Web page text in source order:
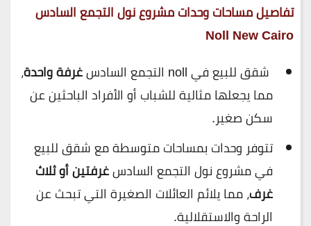
تفاصيل مساحات وحدات مشروع نول التجمع السادس
Noll New Cairo
شقق للبيع في noll التجمع السادس
غرفة واحدة،
مما يجعلها مثالية للشباب أو الأفراد الباحثين عن
سكن صغير.
تتوفر وحدات بمساحات متوسطة مع شقق للبيع
في مشروع نول التجمع السادسغرفتين أو ثلاث
غرف، مما يلائم العائلات الصغيرة التي تبحث عن
الراحة والاستقلالية.